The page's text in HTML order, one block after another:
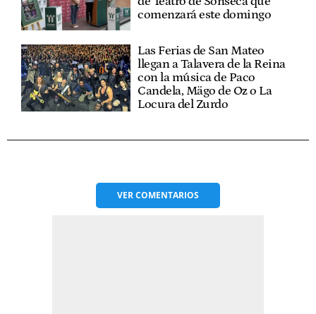
comenzará este domingo
Las Ferias de San Mateo
llegan a Talavera de la Reina
con la música de Paco
Candela, Mägo de Oz o La
Locura del Zurdo
VERCOMENTARIOS